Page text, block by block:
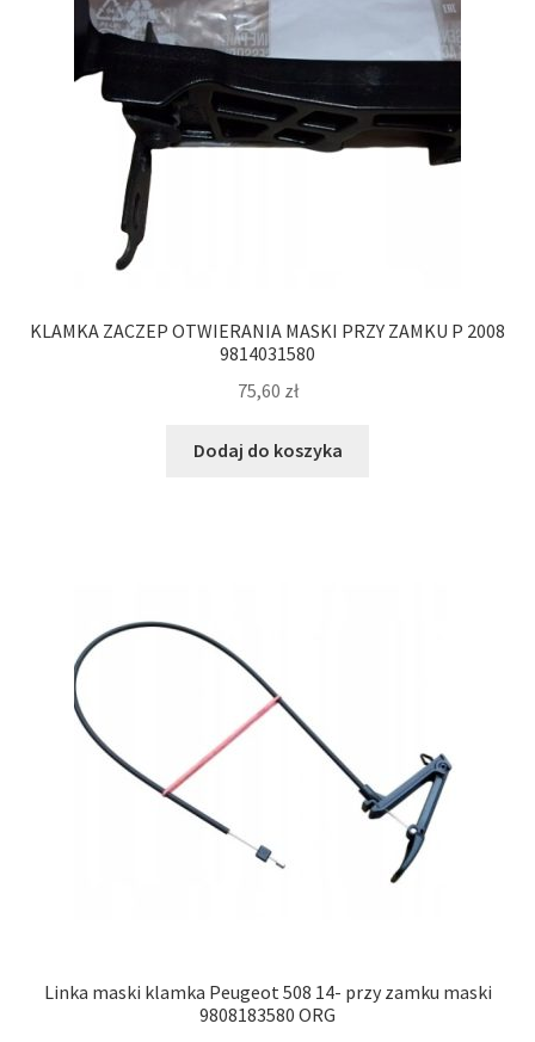
KLAMKA ZACZEP OTWIERANIA MASKI PRZY ZAMKU P 2008
9814031580
75,60 zł
Dodaj do koszyka
Linka maski klamka Peugeot 508 14- przy zamku maski
9808183580 ORG